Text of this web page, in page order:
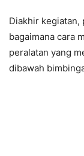
Diakhir kegiatan,
bagaimana cara
peralatan yang
dibawah